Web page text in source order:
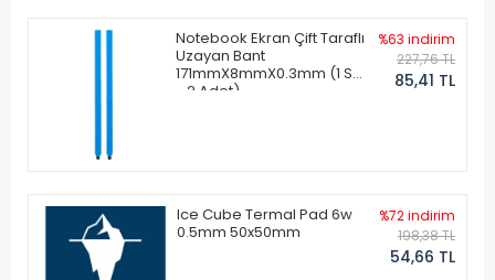
Notebook Ekran Çift Taraflı
Uzayan Bant
171mmX8mmX0.3mm (1 Set
- 2 Adet)
%63 indirim
227,76 TL
85,41 TL
Ice Cube Termal Pad 6w
0.5mm 50x50mm
%72 indirim
198,38 TL
54,66 TL